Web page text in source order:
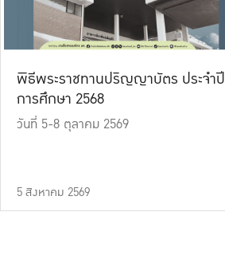
พิธีพระราชทานปริญญาบัตร ประจำปี
การศึกษา 2568
วันที่ 5-8 ตุลาคม 2569
5 สิงหาคม 2569